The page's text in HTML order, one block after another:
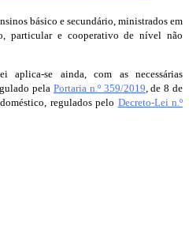
básico e secundário, ministrados em
particular e cooperativo de nível não
aplica-se ainda, com as necessárias
pela Portaria n.º 359/2019, de 8 de
regulados pelo Decreto-Lei n.º